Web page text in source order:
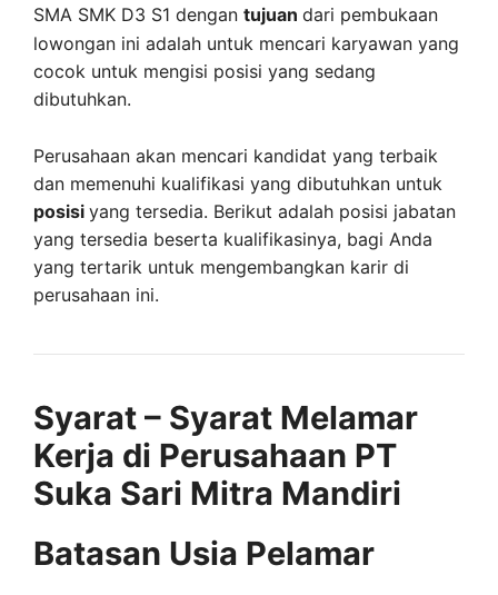
SMA SMK D3 S1 dengan tujuan dari pembukaan
lowongan ini adalah untuk mencari karyawan yang
cocok untuk mengisi posisi yang sedang
dibutuhkan.
Perusahaan akan mencari kandidat yang terbaik
dan memenuhi kualifikasi yang dibutuhkan untuk
posisi yang tersedia. Berikut adalah posisi jabatan
yang tersedia beserta kualifikasinya, bagi Anda
yang tertarik untuk mengembangkan karir di
perusahaan ini.
Syarat – Syarat Melamar
Kerja di Perusahaan PT
Suka Sari Mitra Mandiri
Batasan Usia Pelamar